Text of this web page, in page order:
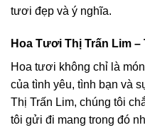
tươi đẹp và ý nghĩa.
Hoa Tươi Thị Trấn Lim
Hoa tươi không chỉ là
của tình yêu, tình bạn và
Thị Trấn Lim, chúng tôi
tôi gửi đi mang trong đó